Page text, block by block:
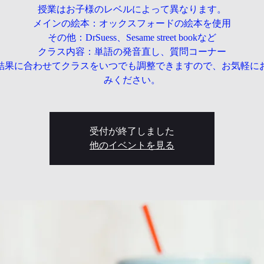
授業はお子様のレベルによって異なります。
メインの絵本：オックスフォードの絵本を使用
その他：DrSuess、Sesame street bookなど
クラス内容：単語の発音直し、質問コーナー
果に合わせてクラスをいつでも調整できますので、お気軽に
みください。
受付が終了しました
他のイベントを見る